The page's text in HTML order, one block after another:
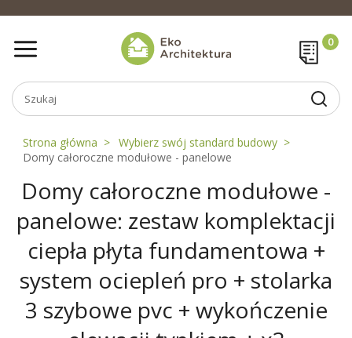
Strona główna
Wybierz swój standard budowy
Domy całoroczne modułowe - panelowe
Domy całoroczne modułowe -
panelowe: zestaw komplektacji
ciepła płyta fundamentowa +
system ociepleń pro + stolarka
3 szybowe pvc + wykończenie